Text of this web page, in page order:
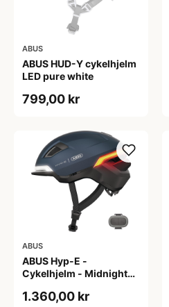
ABUS
ABUS HUD-Y cykelhjelm
LED pure white
799,00 kr
ABUS
ABUS Hyp-E -
Cykelhjelm - Midnight
1.360,00 kr